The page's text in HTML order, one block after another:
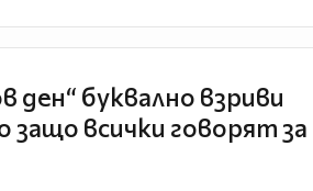
ден“ буквално взриви
защо всички говорят за